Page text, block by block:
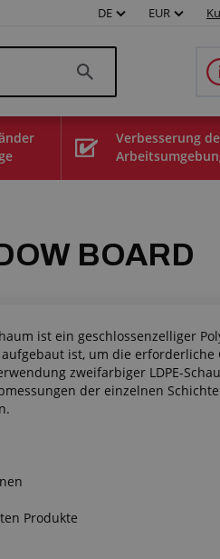
DE EUR
Verbesserung
BOARD
ist ein geschlossenzelliger
ist, um die erforderliche
zweifarbiger LDPE-
der einzelnen
Produkte